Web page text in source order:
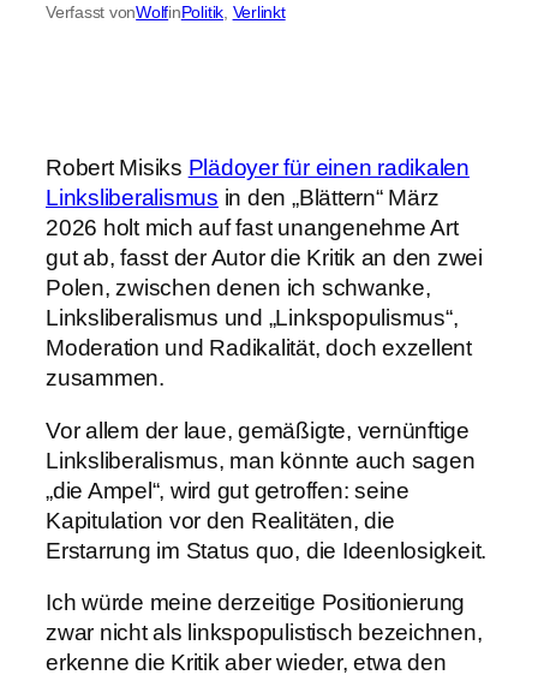
Verfasst vonWolfinPolitik Verlinkt
Robert Misiks Plädoyer für einen radikalen
Linksliberalismus in den „Blättern“ März
2026 holt mich auf fast unangenehme Art
gut ab, fasst der Autor die Kritik an den zwei
Polen, zwischen denen ich schwanke,
Linksliberalismus und „Linkspopulismus“,
Moderation und Radikalität, doch exzellent
zusammen.
Vor allem der laue, gemäßigte, vernünftige
Linksliberalismus, man könnte auch sagen
„die Ampel“, wird gut getroffen: seine
Kapitulation vor den Realitäten, die
Erstarrung im Status quo, die Ideenlosigkeit.
Ich würde meine derzeitige Positionierung
zwar nicht als linkspopulistisch bezeichnen,
erkenne die Kritik aber wieder, etwa den